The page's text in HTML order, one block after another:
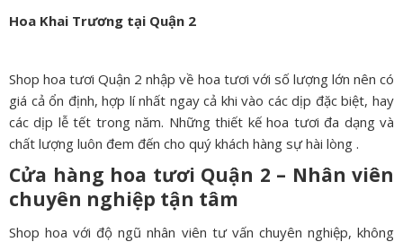
Hoa Khai Trương tại Quận 2
Shop hoa tươi Quận 2 nhập về hoa tươi với số lượng lớn nên có
giá cả ổn định, hợp lí nhất ngay cả khi vào các dịp đặc biệt, hay
các dịp lễ tết trong năm. Những thiết kế hoa tươi đa dạng và
chất lượng luôn đem đến cho quý khách hàng sự hài lòng .
Cửa hàng hoa tươi Quận 2 – Nhân viên
chuyên nghiệp tận tâm
Shop hoa với độ ngũ nhân viên tư vấn chuyên nghiệp, không